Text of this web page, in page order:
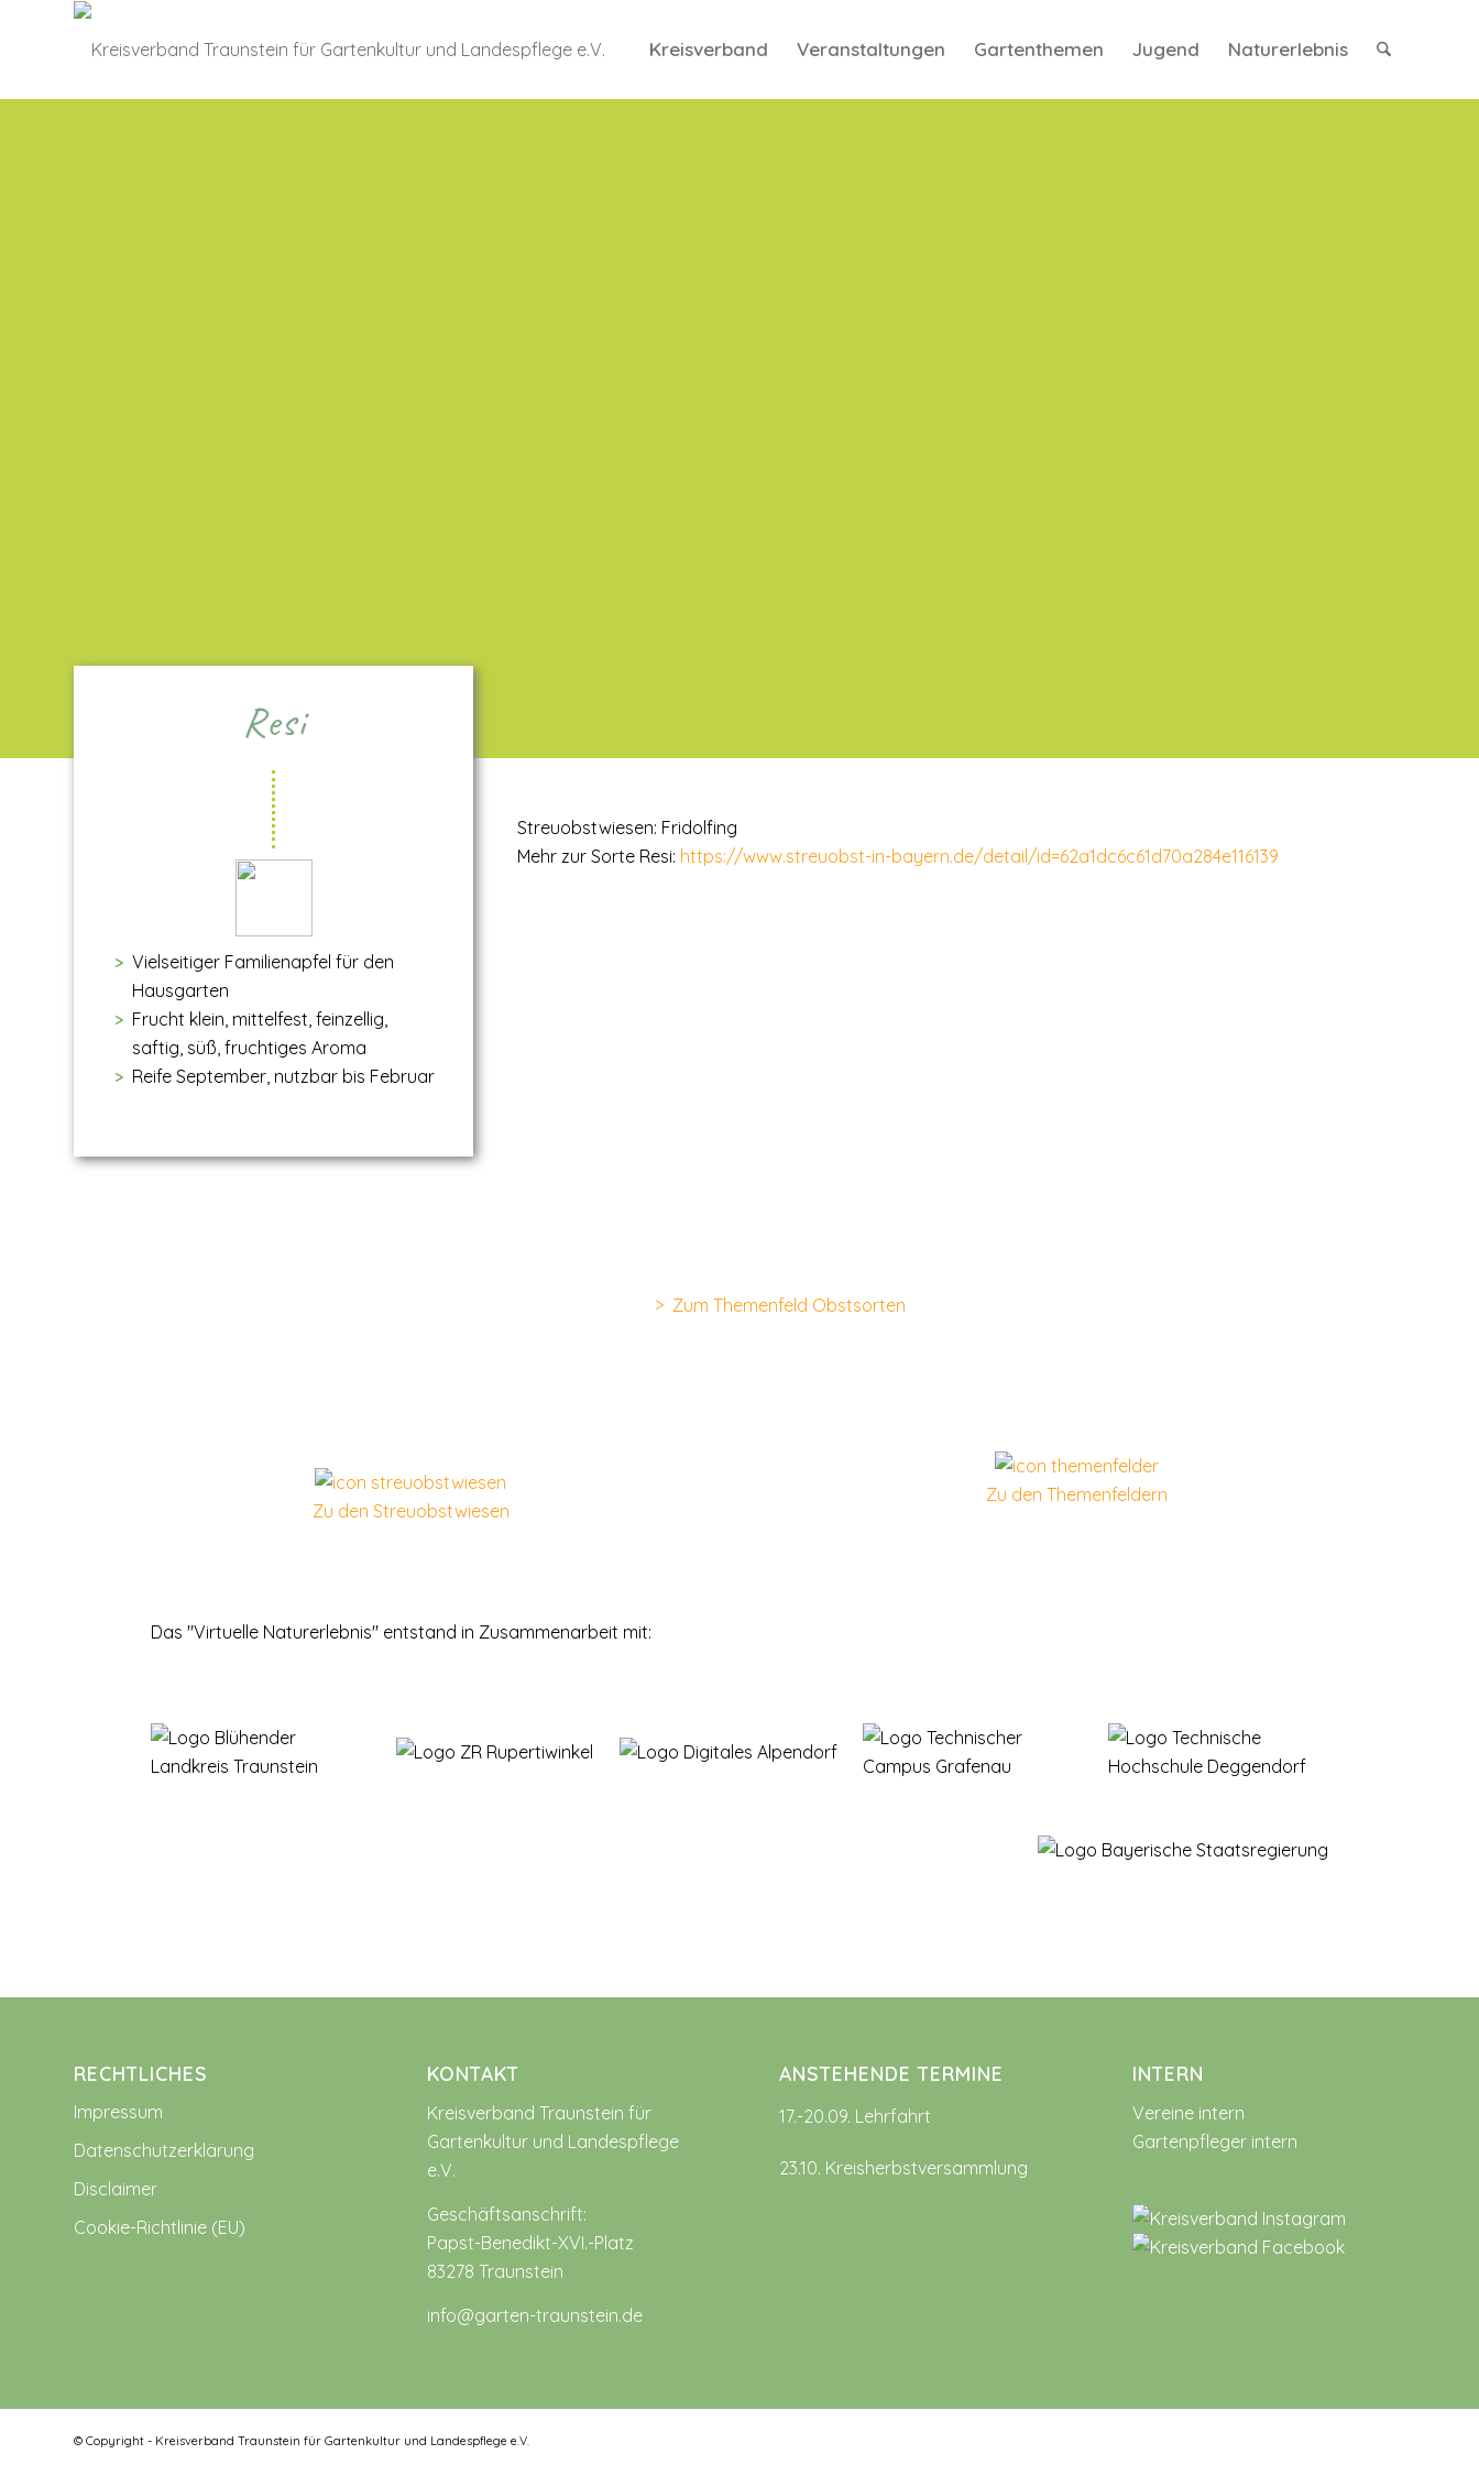
Kreisverband Veranstaltungen Gartenthemen Jugend Naturerlebnis
Resi
Vielseitiger Familienapfel für den
Hausgarten
Frucht klein, mittelfest, feinzellig,
saftig, süß, fruchtiges Aroma
Reife September, nutzbar bis Februar
Streuobstwiesen: Fridolfing
Mehr zur Sorte Resi: https://www.streuobst-in-bayern.de/detail/id=62a1dc6c61d70a284e116139
> Zum Themenfeld Obstsorten
Zu den Streuobstwiesen
Zu den Themenfeldern
Das "Virtuelle Naturerlebnis" entstand in Zusammenarbeit mit:
RECHTLICHES
Impressum
Datenschutzerklärung
Disclaimer
Cookie-Richtlinie (EU)
KONTAKT
Kreisverband Traunstein für
Gartenkultur und Landespflege
e.V.
Geschäftsanschrift:
Papst-Benedikt-XVI.-Platz
83278 Traunstein
info@garten-traunstein.de
ANSTEHENDE TERMINE
17.-20.09. Lehrfahrt
23.10. Kreisherbstversammlung
INTERN
Vereine intern
Gartenpfleger intern
© Copyright - Kreisverband Traunstein für Gartenkultur und Landespflege e.V.